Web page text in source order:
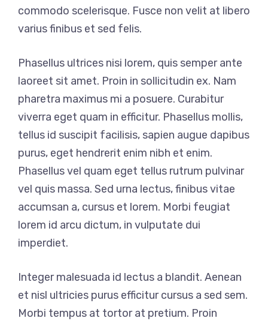
commodo scelerisque. Fusce non velit at libero
varius finibus et sed felis.
Phasellus ultrices nisi lorem, quis semper ante
laoreet sit amet. Proin in sollicitudin ex. Nam
pharetra maximus mi a posuere. Curabitur
viverra eget quam in efficitur. Phasellus mollis,
tellus id suscipit facilisis, sapien augue dapibus
purus, eget hendrerit enim nibh et enim.
Phasellus vel quam eget tellus rutrum pulvinar
vel quis massa. Sed urna lectus, finibus vitae
accumsan a, cursus et lorem. Morbi feugiat
lorem id arcu dictum, in vulputate dui
imperdiet.
Integer malesuada id lectus a blandit. Aenean
et nisl ultricies purus efficitur cursus a sed sem.
Morbi tempus at tortor at pretium. Proin